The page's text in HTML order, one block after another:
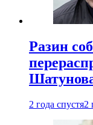
Разин
2 года спустя2